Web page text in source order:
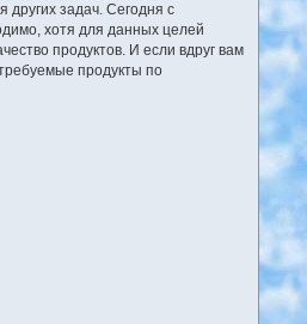
задач. Сегодня с
хотя для данных целей
продуктов. И если вдруг вам
продукты по